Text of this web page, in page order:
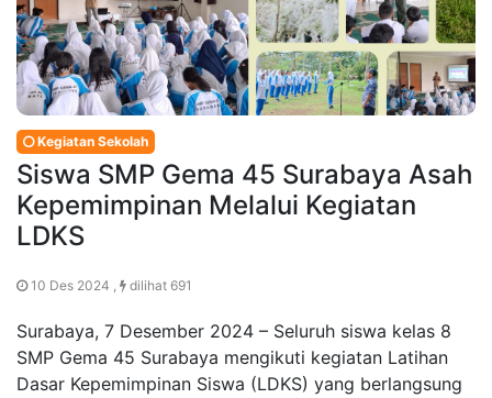
Kegiatan Sekolah
Siswa SMP Gema 45 Surabaya Asah
Kepemimpinan Melalui Kegiatan
LDKS
10 Des 2024 , dilihat 691
Surabaya, 7 Desember 2024 – Seluruh siswa kelas 8
SMP Gema 45 Surabaya mengikuti kegiatan Latihan
Dasar Kepemimpinan Siswa (LDKS) yang berlangsung